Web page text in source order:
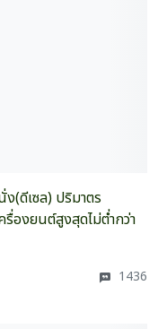
ง(ดีเซล) ปริมาตร
รื่องยนต์สูงสุดไม่ต่ำกว่า
1436